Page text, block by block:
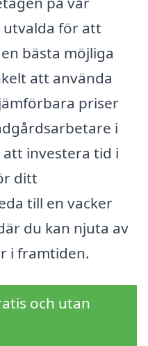
för att
bästa möjliga
att använda
priser
i
investera tid i
ditt
till en vacker
du kan njuta av
i framtiden.
och utan